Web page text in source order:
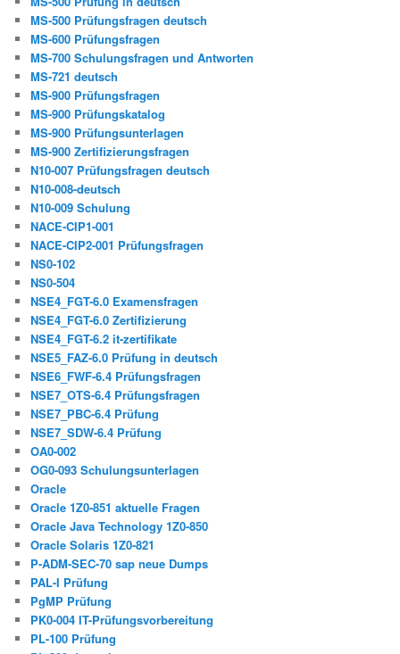
MS-500 Prüfungsfragen deutsch
MS-600 Prüfungsfragen
MS-700 Schulungsfragen und Antworten
MS-721 deutsch
MS-900 Prüfungsfragen
MS-900 Prüfungskatalog
MS-900 Prüfungsunterlagen
MS-900 Zertifizierungsfragen
N10-007 Prüfungsfragen deutsch
N10-008-deutsch
N10-009 Schulung
NACE-CIP1-001
NACE-CIP2-001 Prüfungsfragen
NS0-102
NS0-504
NSE4_FGT-6.0 Examensfragen
NSE4_FGT-6.0 Zertifizierung
NSE4_FGT-6.2 it-zertifikate
NSE5_FAZ-6.0 Prüfung in deutsch
NSE6_FWF-6.4 Prüfungsfragen
NSE7_OTS-6.4 Prüfungsfragen
NSE7_PBC-6.4 Prüfung
NSE7_SDW-6.4 Prüfung
OA0-002
OG0-093 Schulungsunterlagen
Oracle
Oracle 1Z0-851 aktuelle Fragen
Oracle Java Technology 1Z0-850
Oracle Solaris 1Z0-821
P-ADM-SEC-70 sap neue Dumps
PAL-I Prüfung
PgMP Prüfung
PK0-004 IT-Prüfungsvorbereitung
PL-100 Prüfung